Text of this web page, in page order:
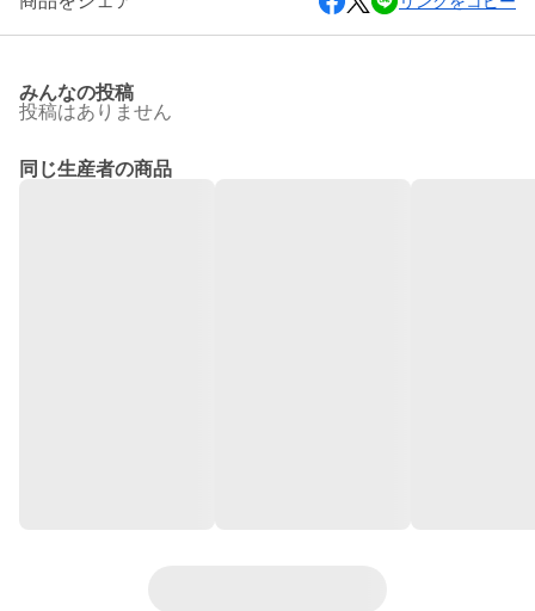
みんなの投稿
投稿はありません
同じ生産者の商品